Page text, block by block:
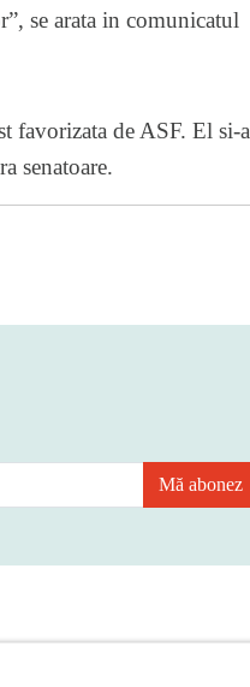
se arata in comunicatul
favorizata de ASF. El si-a
senatoare.
Mă abonez